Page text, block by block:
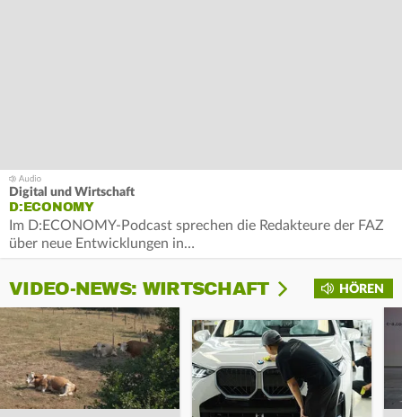
Digital und Wirtschaft
D:ECONOMY
Im D:ECONOMY-Podcast sprechen die Redakteure der FAZ
über neue Entwicklungen in…
HÖREN
VIDEO-NEWS: WIRTSCHAFT